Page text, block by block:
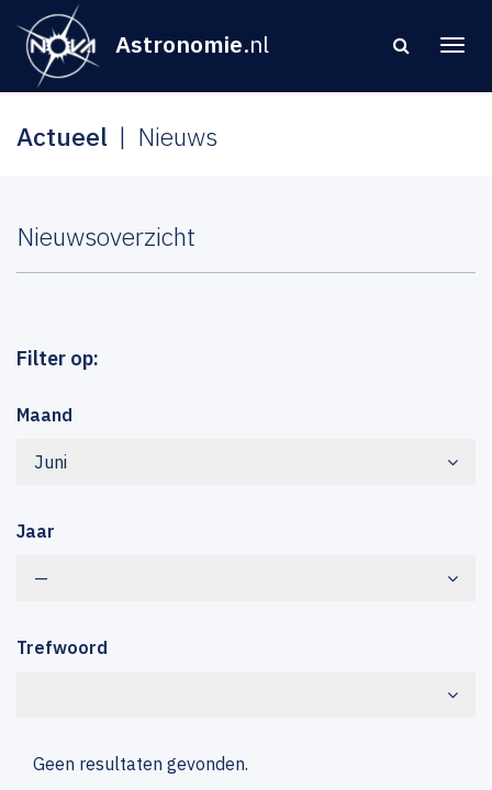
Astronomie.nl
Actueel Nieuws
Nieuwsoverzicht
Filter op:
Maand
Juni
Jaar
—
Trefwoord
Geen resultaten gevonden.